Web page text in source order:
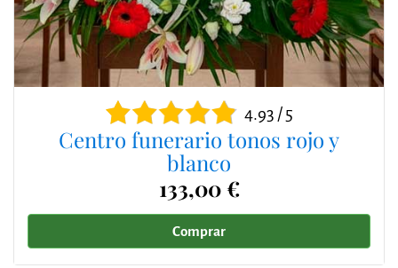
4.93 / 5
Centro funerario tonos rojo y
blanco
133,00 €
Comprar